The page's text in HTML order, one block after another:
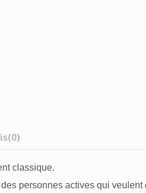
(0)
classique.
personnes actives qui